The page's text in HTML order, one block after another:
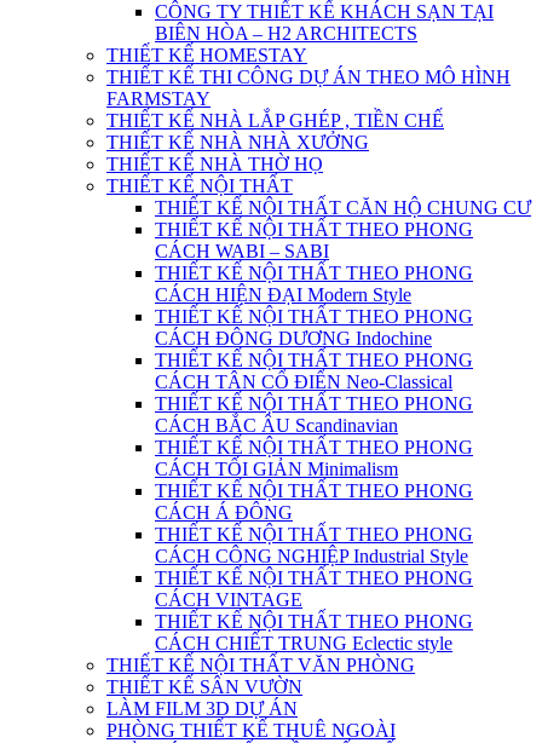
CÔNG TY THIẾT KẾ KHÁCH SẠN TẠI
BIÊN HÒA – H2 ARCHITECTS
THIẾT KẾ HOMESTAY
THIẾT KẾ THI CÔNG DỰ ÁN THEO MÔ HÌNH
FARMSTAY
THIẾT KẾ NHÀ LẮP GHÉP , TIỀN CHẾ
THIẾT KẾ NHÀ NHÀ XƯỞNG
THIẾT KẾ NHÀ THỜ HỌ
THIẾT KẾ NỘI THẤT
THIẾT KẾ NỘI THẤT CĂN HỘ CHUNG CƯ
THIẾT KẾ NỘI THẤT THEO PHONG
CÁCH WABI – SABI
THIẾT KẾ NỘI THẤT THEO PHONG
CÁCH HIỆN ĐẠI Modern Style
THIẾT KẾ NỘI THẤT THEO PHONG
CÁCH ĐÔNG DƯƠNG Indochine
THIẾT KẾ NỘI THẤT THEO PHONG
CÁCH TÂN CỔ ĐIỂN Neo-Classical
THIẾT KẾ NỘI THẤT THEO PHONG
CÁCH BẮC ÂU Scandinavian
THIẾT KẾ NỘI THẤT THEO PHONG
CÁCH TỐI GIẢN Minimalism
THIẾT KẾ NỘI THẤT THEO PHONG
CÁCH Á ĐÔNG
THIẾT KẾ NỘI THẤT THEO PHONG
CÁCH CÔNG NGHIỆP Industrial Style
THIẾT KẾ NỘI THẤT THEO PHONG
CÁCH VINTAGE
THIẾT KẾ NỘI THẤT THEO PHONG
CÁCH CHIẾT TRUNG Eclectic style
THIẾT KẾ NỘI THẤT VĂN PHÒNG
THIẾT KẾ SÂN VƯỜN
LÀM FILM 3D DỰ ÁN
PHÒNG THIẾT KẾ THUÊ NGOÀI